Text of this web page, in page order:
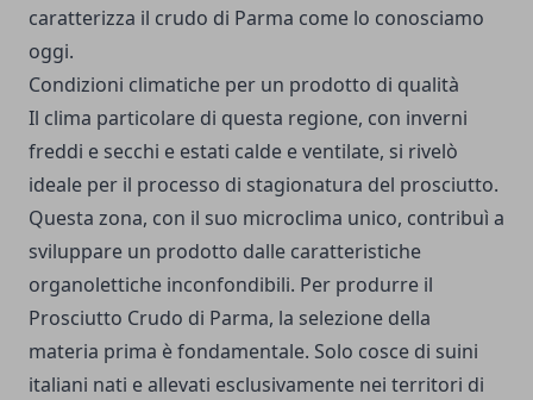
caratterizza il crudo di Parma come lo conosciamo
oggi.
Condizioni climatiche per un prodotto di qualità
Il clima particolare di questa regione, con inverni
freddi e secchi e estati calde e ventilate, si rivelò
ideale per il processo di stagionatura del prosciutto.
Questa zona, con il suo microclima unico, contribuì a
sviluppare un prodotto dalle caratteristiche
organolettiche inconfondibili. Per produrre il
Prosciutto Crudo di Parma, la selezione della
materia prima è fondamentale. Solo cosce di suini
italiani nati e allevati esclusivamente nei territori di